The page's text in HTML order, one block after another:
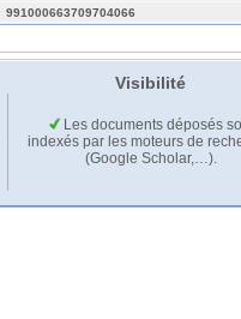
991000663709704066
Visibilité
Les documents déposés
indexés par les moteurs de
(Google Scholar,…).